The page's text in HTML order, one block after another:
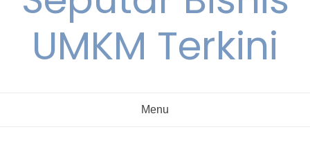
UMKM Terkini
Menu